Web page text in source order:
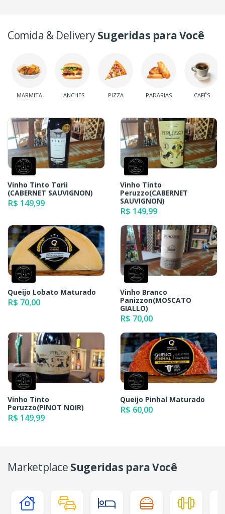
Comida & DeliverySugeridas para Você
MARMITA LANCHES PIZZA PADARIAS CAFÉS
Vinho Tinto Torii
(CABERNET SAUVIGNON)
R$ 149,99
Vinho Tinto
Peruzzo(CABERNET
SAUVIGNON)
R$ 149,99
Queijo Lobato Maturado
R$ 70,00
Vinho Branco
Panizzon(MOSCATO
GIALLO)
R$ 70,00
Vinho Tinto
Peruzzo(PINOT NOIR)
R$ 149,99
Queijo Pinhal Maturado
R$ 60,00
Marketplace Sugeridas para Você